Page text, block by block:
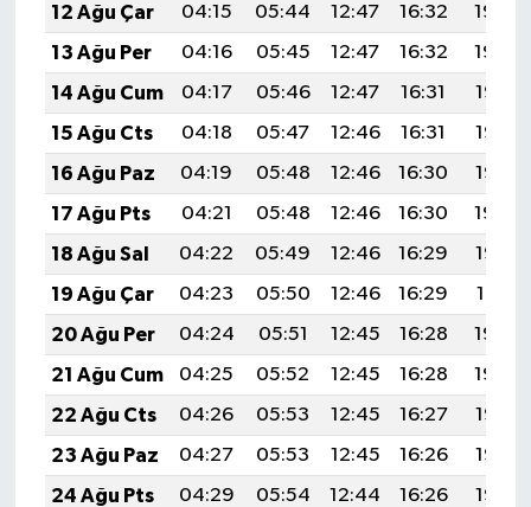
12 Ağu Çar
04:15 05:44 12:47 16:32
19:40
13 Ağu Per
04:16 05:45 12:47 16:32
19:39
14 Ağu Cum
04:17 05:46 12:47 16:31
19:37
15 Ağu Cts
04:18 05:47 12:46 16:31
19:36
16 Ağu Paz
04:19 05:48 12:46 16:30
19:35
17 Ağu Pts
04:21 05:48 12:46 16:30
19:34
18 Ağu Sal
04:22 05:49 12:46 16:29
19:32
19 Ağu Çar
04:23 05:50 12:46 16:29
19:31
20 Ağu Per
04:24 05:51 12:45 16:28
19:30
21 Ağu Cum
04:25 05:52 12:45 16:28
19:29
22 Ağu Cts
04:26 05:53 12:45 16:27
19:27
23 Ağu Paz
04:27 05:53 12:45 16:26
19:26
24 Ağu Pts
04:29 05:54 12:44 16:26
19:25